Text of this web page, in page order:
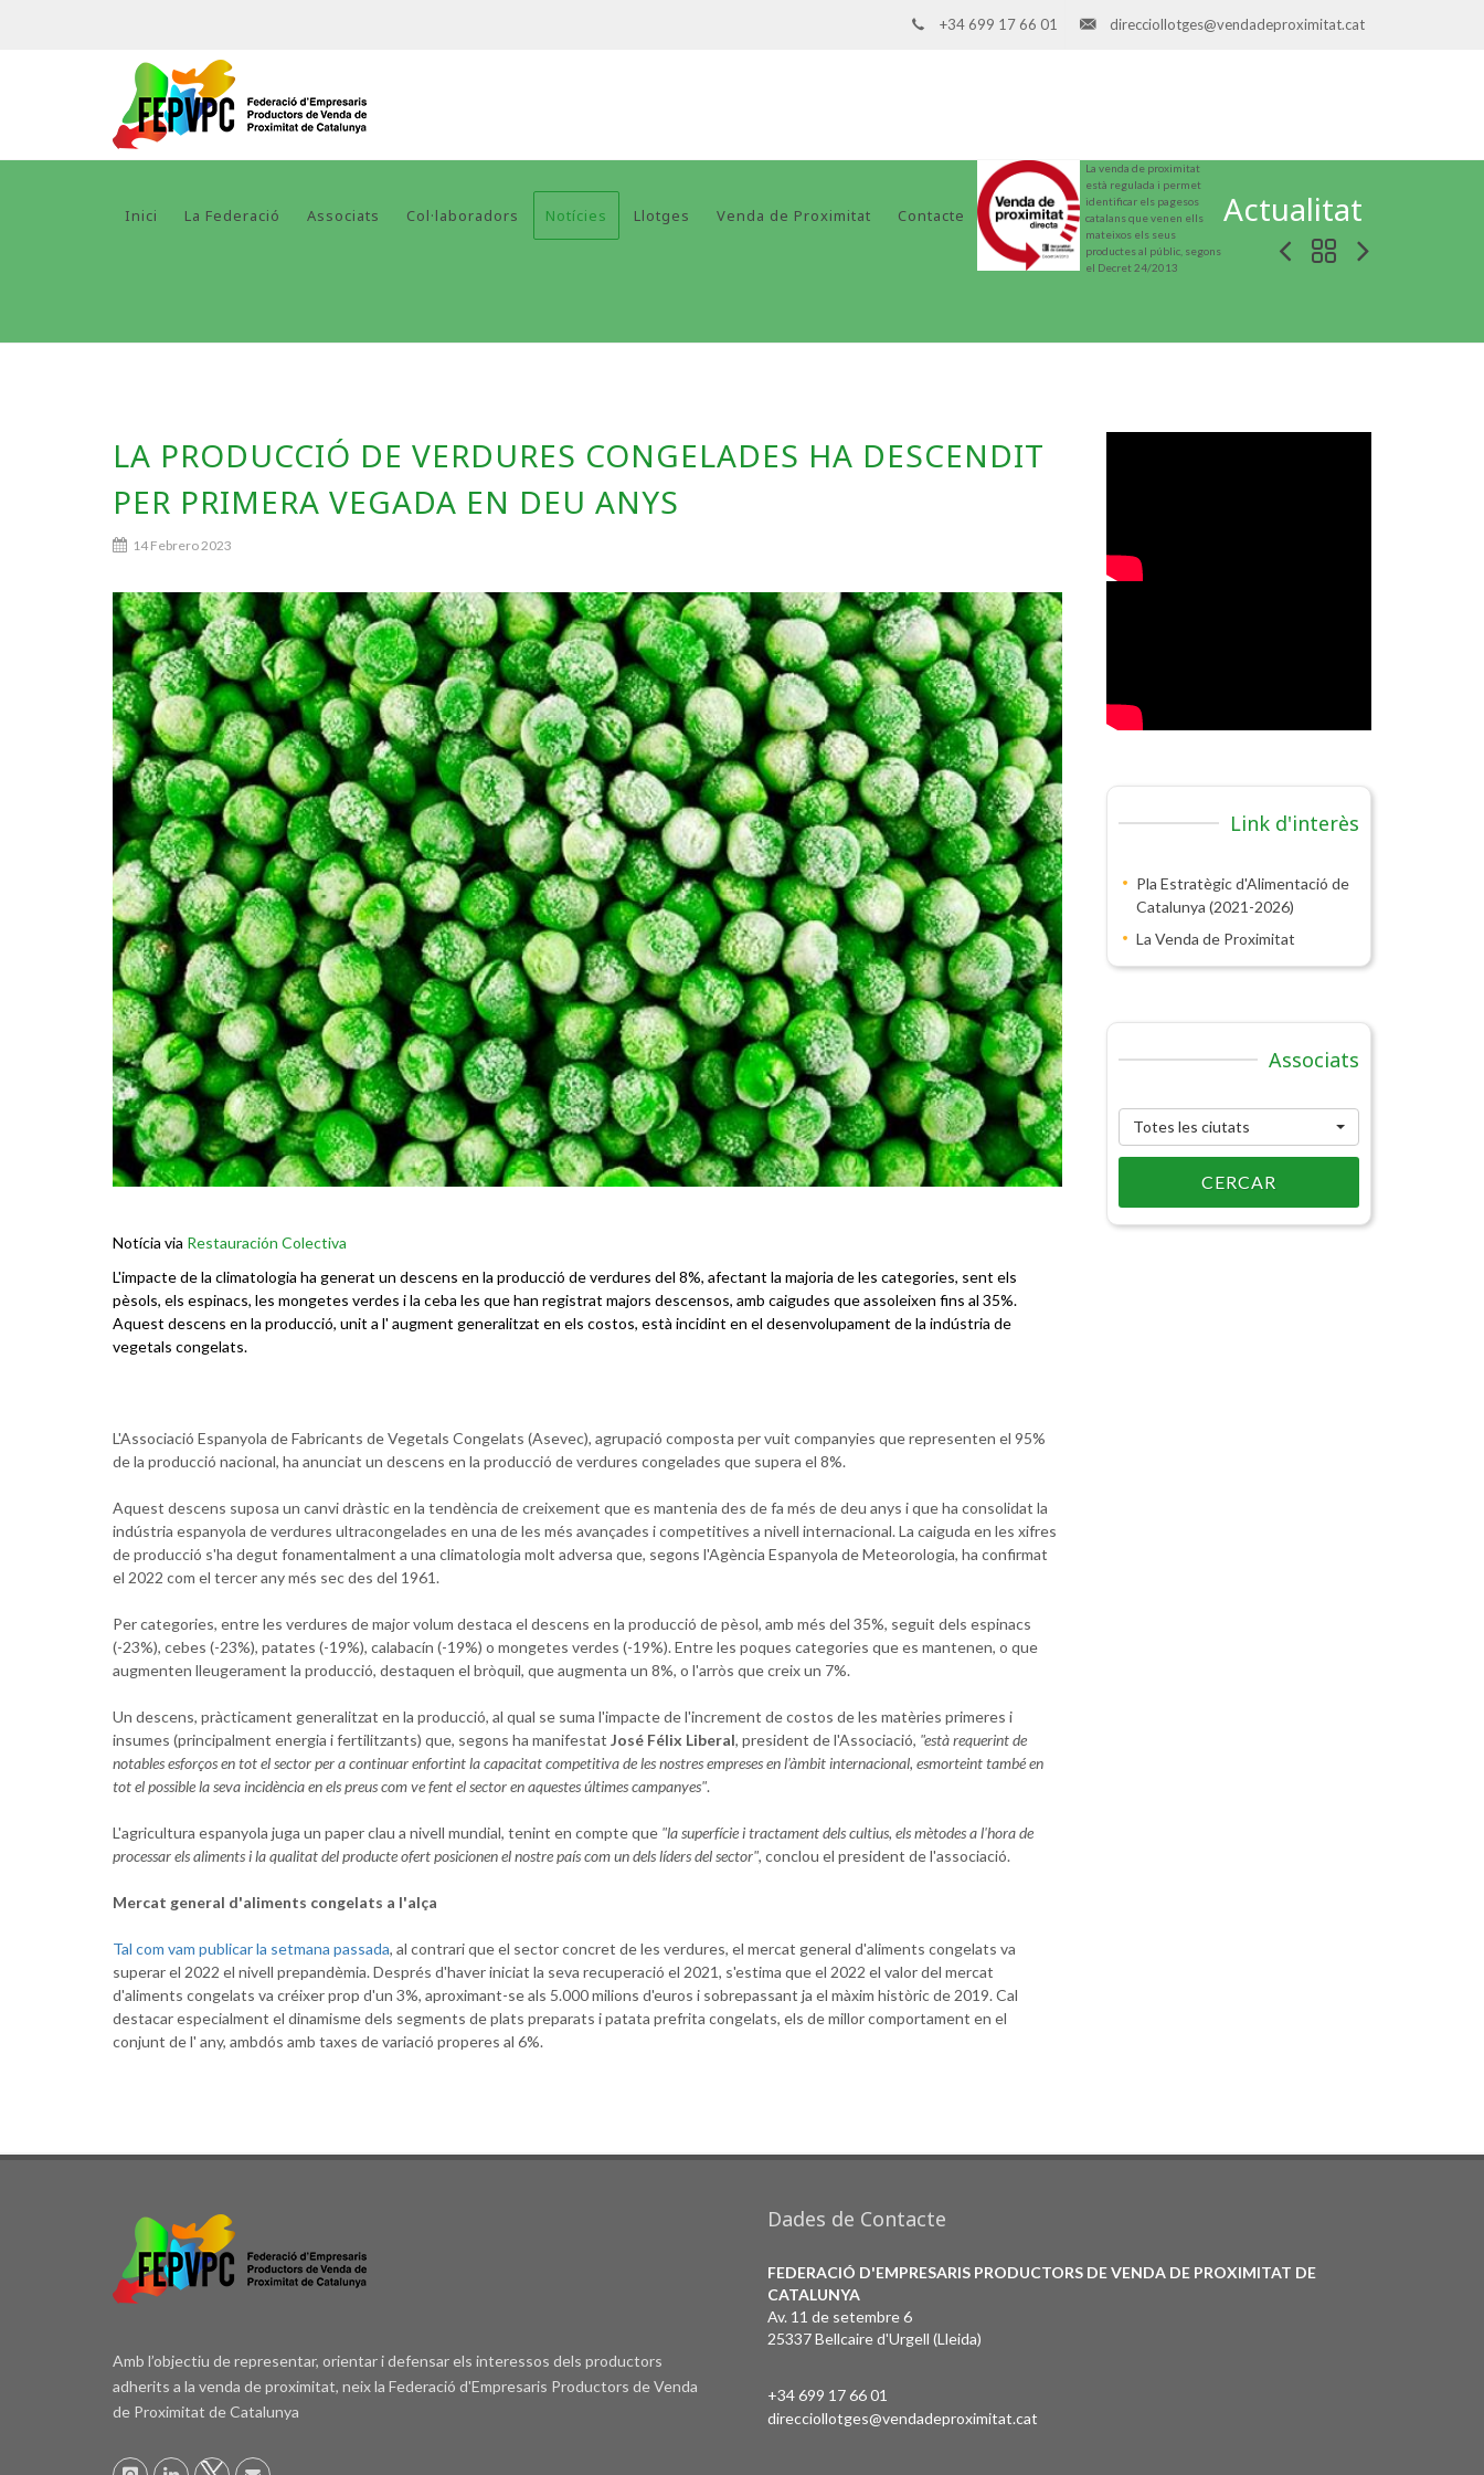
+34 699 17 66 01 direcciollotges@vendadeproximitat.cat
Inici La Federació Associats Col·laboradors Notícies Llotges Venda de Proximitat Contacte
La venda de proximitat
està regulada i permet
identificar els pagesos
catalans que venen ells
mateixos els seus
productes al públic, segons
el Decret 24/2013
Actualitat
LA PRODUCCIÓ DE VERDURES CONGELADES HA DESCENDIT
PER PRIMERA VEGADA EN DEU ANYS
14 Febrero 2023
Notícia via Restauración Colectiva
L'impacte de la climatologia ha generat un descens en la producció de verdures del 8%, afectant la majoria de les categories, sent els
pèsols, els espinacs, les mongetes verdes i la ceba les que han registrat majors descensos, amb caigudes que assoleixen fins al 35%.
Aquest descens en la producció, unit a l' augment generalitzat en els costos, està incidint en el desenvolupament de la indústria de
vegetals congelats.
L'Associació Espanyola de Fabricants de Vegetals Congelats (Asevec), agrupació composta per vuit companyies que representen el 95%
de la producció nacional, ha anunciat un descens en la producció de verdures congelades que supera el 8%.
Aquest descens suposa un canvi dràstic en la tendència de creixement que es mantenia des de fa més de deu anys i que ha consolidat la
indústria espanyola de verdures ultracongelades en una de les més avançades i competitives a nivell internacional. La caiguda en les xifres
de producció s'ha degut fonamentalment a una climatologia molt adversa que, segons l'Agència Espanyola de Meteorologia, ha confirmat
el 2022 com el tercer any més sec des del 1961.
Per categories, entre les verdures de major volum destaca el descens en la producció de pèsol, amb més del 35%, seguit dels espinacs
(-23%), cebes (-23%), patates (-19%), calabacín (-19%) o mongetes verdes (-19%). Entre les poques categories que es mantenen, o que
augmenten lleugerament la producció, destaquen el bròquil, que augmenta un 8%, o l'arròs que creix un 7%.
Un descens, pràcticament generalitzat en la producció, al qual se suma l'impacte de l'increment de costos de les matèries primeres i
insumes (principalment energia i fertilitzants) que, segons ha manifestat José Félix Liberal, president de l'Associació, "està requerint de
notables esforços en tot el sector per a continuar enfortint la capacitat competitiva de les nostres empreses en l'àmbit internacional, esmorteint també en
tot el possible la seva incidència en els preus com ve fent el sector en aquestes últimes campanyes".
L'agricultura espanyola juga un paper clau a nivell mundial, tenint en compte que "la superfície i tractament dels cultius, els mètodes a l'hora de
processar els aliments i la qualitat del producte ofert posicionen el nostre país com un dels líders del sector", conclou el president de l'associació.
Mercat general d'aliments congelats a l'alça
Tal com vam publicar la setmana passada, al contrari que el sector concret de les verdures, el mercat general d'aliments congelats va
superar el 2022 el nivell prepandèmia. Després d'haver iniciat la seva recuperació el 2021, s'estima que el 2022 el valor del mercat
d'aliments congelats va créixer prop d'un 3%, aproximant-se als 5.000 milions d'euros i sobrepassant ja el màxim històric de 2019. Cal
destacar especialment el dinamisme dels segments de plats preparats i patata prefrita congelats, els de millor comportament en el
conjunt de l' any, ambdós amb taxes de variació properes al 6%.
Link d'interès
Pla Estratègic d'Alimentació de
Catalunya (2021-2026)
La Venda de Proximitat
Associats
Totes les ciutats
CERCAR
Amb l’objectiu de representar, orientar i defensar els interessos dels productors
adherits a la venda de proximitat, neix la Federació d'Empresaris Productors de Venda
de Proximitat de Catalunya
Dades de Contacte
FEDERACIÓ D'EMPRESARIS PRODUCTORS DE VENDA DE PROXIMITAT DE
CATALUNYA
Av. 11 de setembre 6
25337 Bellcaire d'Urgell (Lleida)
+34 699 17 66 01
direcciollotges@vendadeproximitat.cat